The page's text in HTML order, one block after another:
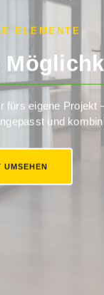
ELEMENTE
eigene Projekt
und
UMSEHEN